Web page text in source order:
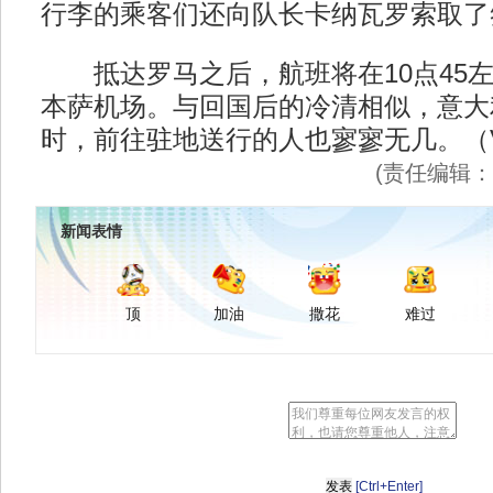
行李的乘客们还向队长卡纳瓦罗索取
抵达罗马之后，航班将在10点45左
本萨机场。与回国后的冷清相似，意
时，前往驻地送行的人也寥寥无几。
(责任编辑
新闻表情
顶 加油 撒花 难过
[Ctrl+Enter]